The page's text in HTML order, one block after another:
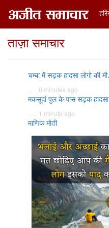
ताज़ा समाचार
चम्बा में सड़क हादसा लोगो की
. . . 0 minutes ago
मकसूदां पुल के पास सड़क हादसा
. . . 1 minute ago
माणिक मोती